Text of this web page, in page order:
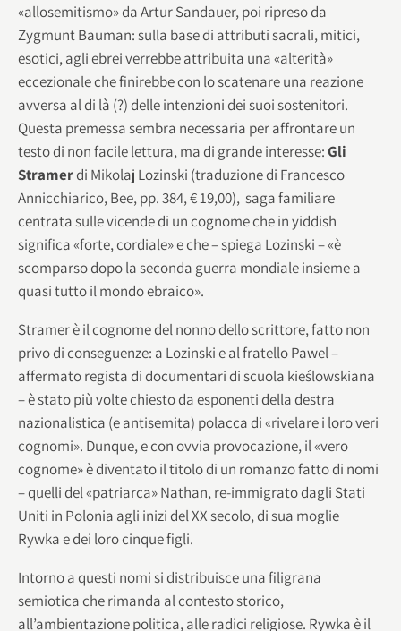
«allosemitismo» da Artur Sandauer, poi ripreso da
Zygmunt Bauman: sulla base di attributi sacrali, mitici,
esotici, agli ebrei verrebbe attribuita una «alterità»
eccezionale che finirebbe con lo scatenare una reazione
avversa al di là (?) delle intenzioni dei suoi sostenitori.
Questa premessa sembra necessaria per affrontare un
testo di non facile lettura, ma di grande interesse:Gli
Stramerdi Mikolaj Lozinski (traduzione di Francesco
Annicchiarico, Bee, pp. 384, € 19,00), saga familiare
centrata sulle vicende di un cognome che in yiddish
significa «forte, cordiale» e che – spiega Lozinski – «è
scomparso dopo la seconda guerra mondiale insieme a
quasi tutto il mondo ebraico».
Stramer è il cognome del nonno dello scrittore, fatto non
privo di conseguenze: a Lozinski e al fratello Pawel –
affermato regista di documentari di scuola kieślowskiana
– è stato più volte chiesto da esponenti della destra
nazionalistica (e antisemita) polacca di «rivelare i loro veri
cognomi». Dunque, e con ovvia provocazione, il «vero
cognome» è diventato il titolo di un romanzo fatto di nomi
– quelli del «patriarca» Nathan, re-immigrato dagli Stati
Uniti in Polonia agli inizi del XX secolo, di sua moglie
Rywka e dei loro cinque figli.
Intorno a questi nomi si distribuisce una filigrana
semiotica che rimanda al contesto storico,
all’ambientazione politica, alle radici religiose. Rywka è il